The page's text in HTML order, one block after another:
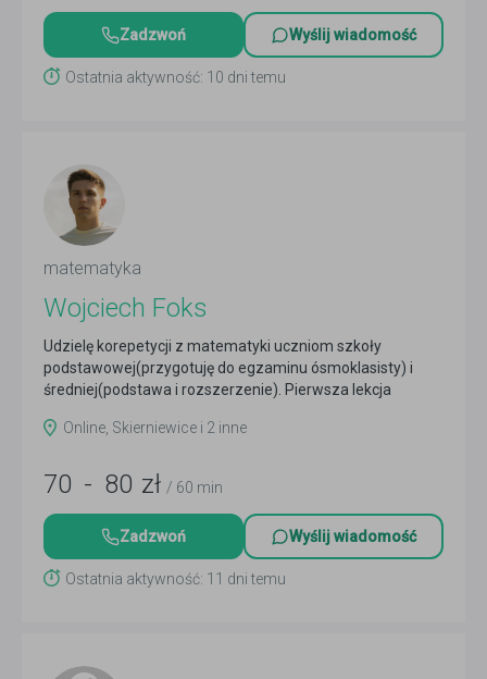
Zadzwoń Wyślij wiadomość
Ostatnia aktywność: 10 dni temu
matematyka
Wojciech Foks
Udzielę korepetycji z matematyki uczniom szkoły
podstawowej(przygotuję do egzaminu ósmoklasisty) i
średniej(podstawa i rozszerzenie). Pierwsza lekcja
Online, Skierniewice i 2 inne
70 - 80 zł / 60 min
Zadzwoń Wyślij wiadomość
Ostatnia aktywność: 11 dni temu